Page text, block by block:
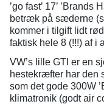
’go fast’ 17’
betræk på sæderne
kommer i tilgift lidt
faktisk hele 8 (!!!) af i
VW’s lille GTI er en
hestekræfter har den
som det gode 300W
klimatronik (godt air